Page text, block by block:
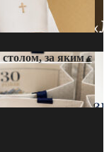
столом, за яким є